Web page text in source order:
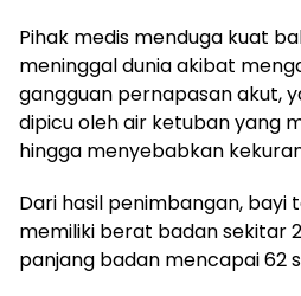
​Pihak medis menduga kuat
meninggal dunia akibat
gangguan pernapasan akut,
dipicu oleh air ketuban yang
hingga menyebabkan
Dari hasil penimbangan, bayi
memiliki berat badan sekitar
panjang badan mencapai 62